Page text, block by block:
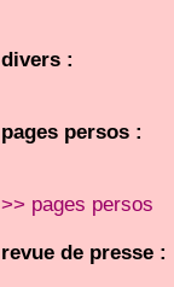
divers :
pages persos :
>> pages persos
revue de presse :